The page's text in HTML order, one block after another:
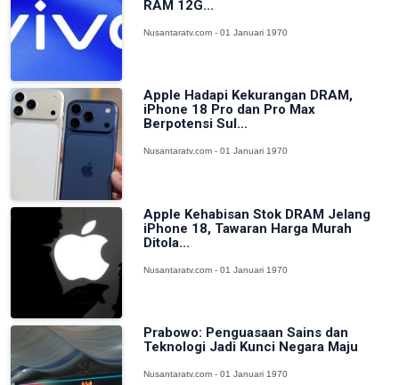
RAM 12G...
Nusantaratv.com - 01 Januari 1970
Apple Hadapi Kekurangan DRAM,
iPhone 18 Pro dan Pro Max
Berpotensi Sul...
Nusantaratv.com - 01 Januari 1970
Apple Kehabisan Stok DRAM Jelang
iPhone 18, Tawaran Harga Murah
Ditola...
Nusantaratv.com - 01 Januari 1970
Prabowo: Penguasaan Sains dan
Teknologi Jadi Kunci Negara Maju
Nusantaratv.com - 01 Januari 1970